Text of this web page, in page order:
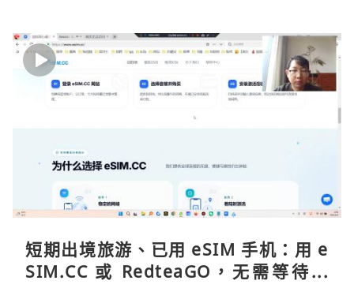
短期出境旅游、已用 eSIM 手机：用 e
SIM.CC 或 RedteaGO，无需等待收